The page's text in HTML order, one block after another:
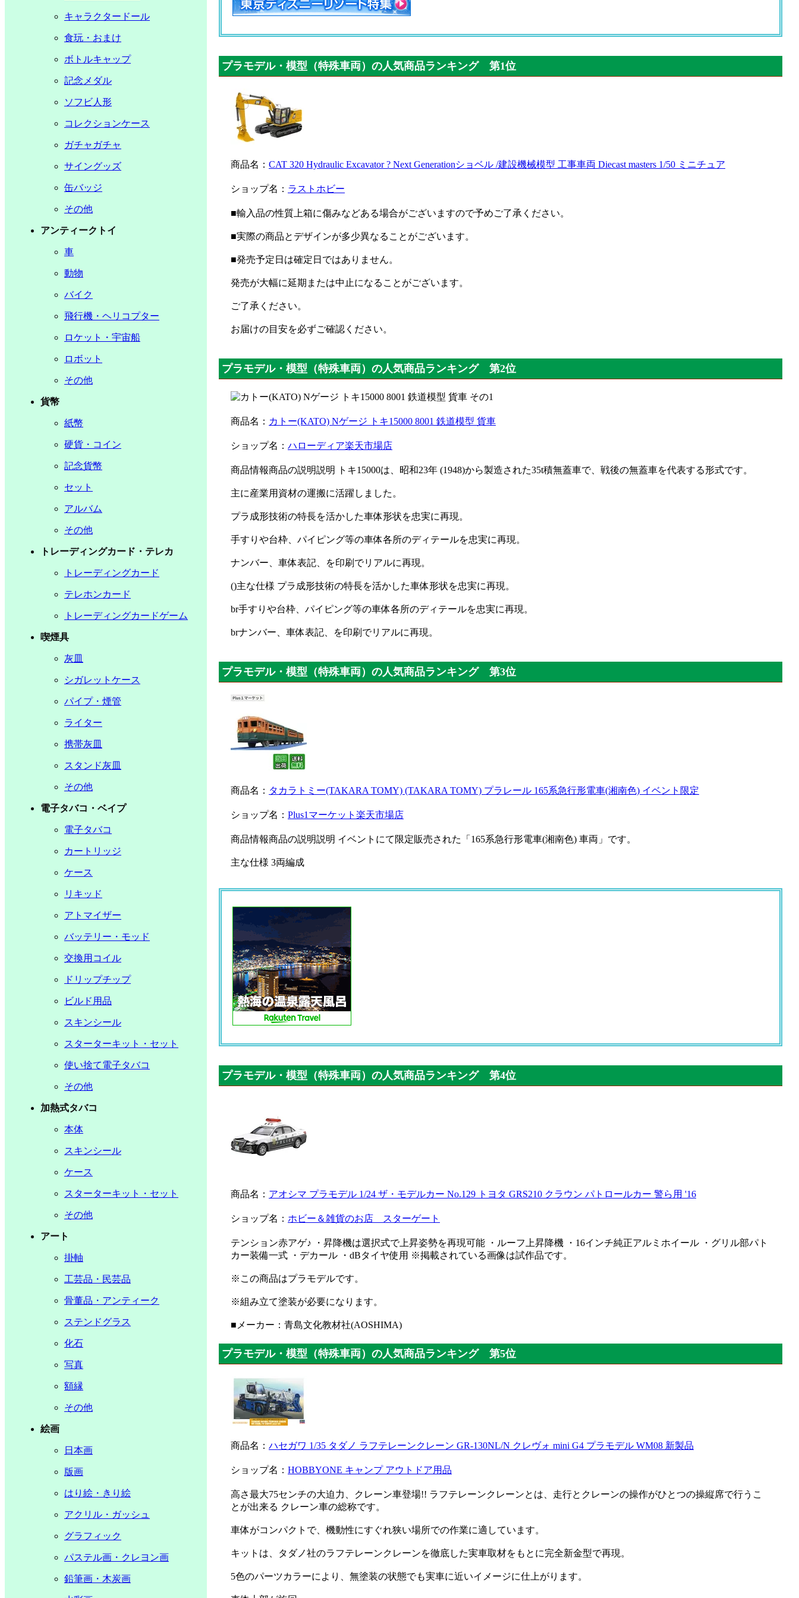
プラモデル・模型（特殊車両）の人気商品ランキング 第1位
商品名： CAT 320 Hydraulic Excavator ? Next Generationショベル /建設機械模型 工事車両 Diecast masters 1/50 ミニチュア
ショップ名： ラストホビー
■輸入品の性質上箱に傷みなどある場合がございますので予めご了承ください。
■実際の商品とデザインが多少異なることがございます。
■発売予定日は確定日ではありません。
発売が大幅に延期または中止になることがございます。
ご了承ください。
お届けの目安を必ずご確認ください。
プラモデル・模型（特殊車両）の人気商品ランキング 第2位
商品名： カトー(KATO) Nゲージ トキ15000 8001 鉄道模型 貨車
ショップ名： ハローディア楽天市場店
商品情報商品の説明説明 トキ15000は、昭和23年 (1948)から製造された35t積無蓋車で、戦後の無蓋車を代表する形式です。
主に産業用資材の運搬に活躍しました。
プラ成形技術の特長を活かした車体形状を忠実に再現。
手すりや台枠、パイピング等の車体各所のディテールを忠実に再現。
ナンバー、車体表記、を印刷でリアルに再現。
()主な仕様 プラ成形技術の特長を活かした車体形状を忠実に再現。
br手すりや台枠、パイピング等の車体各所のディテールを忠実に再現。
brナンバー、車体表記、を印刷でリアルに再現。
プラモデル・模型（特殊車両）の人気商品ランキング 第3位
商品名： タカラトミー(TAKARA TOMY) (TAKARA TOMY) プラレール 165系急行形電車(湘南色) イベント限定
ショップ名： Plus1マーケット楽天市場店
商品情報商品の説明説明 イベントにて限定販売された「165系急行形電車(湘南色) 車両」です。
主な仕様 3両編成
プラモデル・模型（特殊車両）の人気商品ランキング 第4位
商品名： アオシマ プラモデル 1/24 ザ・モデルカー No.129 トヨタ GRS210 クラウン パトロールカー 警ら用 '16
ショップ名： ホビー＆雑貨のお店 スターゲート
テンション赤アゲ♪ ・昇降機は選択式で上昇姿勢を再現可能 ・ルーフ上昇降機 ・16インチ純正アルミホイール ・グリル部パト
カー装備一式 ・デカール ・dBタイヤ使用 ※掲載されている画像は試作品です。
※この商品はプラモデルです。
※組み立て塗装が必要になります。
■メーカー：青島文化教材社(AOSHIMA)
プラモデル・模型（特殊車両）の人気商品ランキング 第5位
商品名： ハセガワ 1/35 タダノ ラフテレーンクレーン GR-130NL/N クレヴォ mini G4 プラモデル WM08 新製品
ショップ名： HOBBYONE キャンプ アウトドア用品
高さ最大75センチの大迫力、クレーン車登場!! ラフテレーンクレーンとは、走行とクレーンの操作がひとつの操縦席で行うこ
とが出来る クレーン車の総称です。
車体がコンパクトで、機動性にすぐれ狭い場所での作業に適しています。
キットは、タダノ社のラフテレーンクレーンを徹底した実車取材をもとに完全新金型で再現。
5色のパーツカラーにより、無塗装の状態でも実車に近いイメージに仕上がります。
キャラクタードール
食玩・おまけ
ボトルキャップ
記念メダル
ソフビ人形
コレクションケース
ガチャガチャ
サイングッズ
缶バッジ
その他
アンティークトイ
車
動物
バイク
飛行機・ヘリコプター
ロケット・宇宙船
ロボット
その他
貨幣
紙幣
硬貨・コイン
記念貨幣
セット
アルバム
その他
トレーディングカード・テレカ
トレーディングカード
テレホンカード
トレーディングカードゲーム
喫煙具
灰皿
シガレットケース
パイプ・煙管
ライター
携帯灰皿
スタンド灰皿
その他
電子タバコ・ベイプ
電子タバコ
カートリッジ
ケース
リキッド
アトマイザー
バッテリー・モッド
交換用コイル
ドリップチップ
ビルド用品
スキンシール
スターターキット・セット
使い捨て電子タバコ
その他
加熱式タバコ
本体
スキンシール
ケース
スターターキット・セット
その他
アート
掛軸
工芸品・民芸品
骨董品・アンティーク
ステンドグラス
化石
写真
額縁
その他
絵画
日本画
版画
はり絵・きり絵
アクリル・ガッシュ
グラフィック
パステル画・クレヨン画
鉛筆画・木炭画